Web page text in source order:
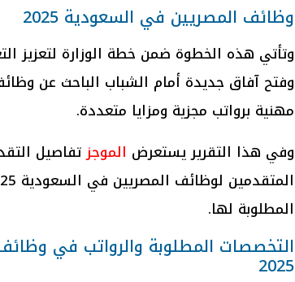
وظائف المصريين في السعودية 2025
وتأتي هذه الخطوة ضمن خطة الوزارة لتعزيز
مهنية برواتب مجزية ومزايا متعددة.
وفي هذا التقرير يستعرض الموجزتفاصيل
المطلوبة لها.
التخصصات المطلوبة والرواتب في
2025